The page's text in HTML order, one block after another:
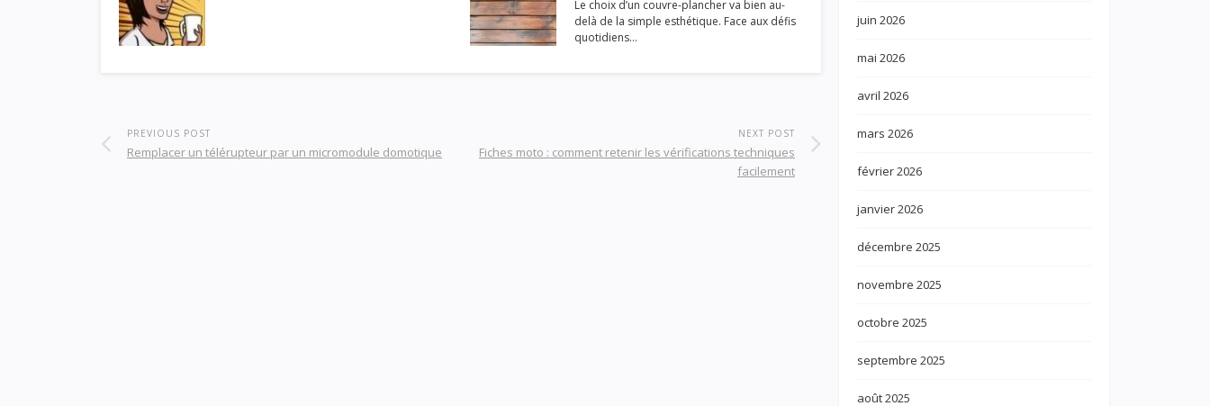
Le choix d’un couvre-plancher va bien au-
delà de la simple esthétique. Face aux défis
quotidiens…
PREVIOUS POST
Remplacer un télérupteur par un micromodule domotique
NEXT POST
Fiches moto : comment retenir les vérifications techniques
facilement
juin 2026
mai 2026
avril 2026
mars 2026
février 2026
janvier 2026
décembre 2025
novembre 2025
octobre 2025
septembre 2025
août 2025